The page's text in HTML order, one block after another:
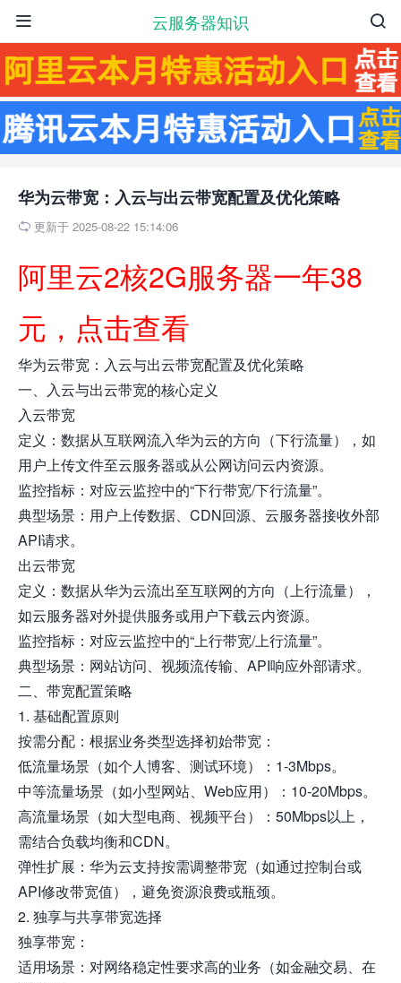
云服务器知识 

华为云带宽：入云与出云带宽配置及优化策略
 更新于 2025-08-22 15:14:06
阿里云2核2G服务器一年38
元，点击查看
华为云带宽：入云与出云带宽配置及优化策略
一、入云与出云带宽的核心定义
入云带宽
定义：数据从互联网流入华为云的方向（下行流量），如
用户上传文件至云服务器或从公网访问云内资源。
监控指标：对应云监控中的“下行带宽/下行流量”。
典型场景：用户上传数据、CDN回源、云服务器接收外部
API请求。
出云带宽
定义：数据从华为云流出至互联网的方向（上行流量），
如云服务器对外提供服务或用户下载云内资源。
监控指标：对应云监控中的“上行带宽/上行流量”。
典型场景：网站访问、视频流传输、API响应外部请求。
二、带宽配置策略
1. 基础配置原则
按需分配：根据业务类型选择初始带宽：
低流量场景（如个人博客、测试环境）：1-3Mbps。
中等流量场景（如小型网站、Web应用）：10-20Mbps。
高流量场景（如大型电商、视频平台）：50Mbps以上，
需结合负载均衡和CDN。
弹性扩展：华为云支持按需调整带宽（如通过控制台或
API修改带宽值），避免资源浪费或瓶颈。
2. 独享与共享带宽选择
独享带宽：
适用场景：对网络稳定性要求高的业务（如金融交易、在